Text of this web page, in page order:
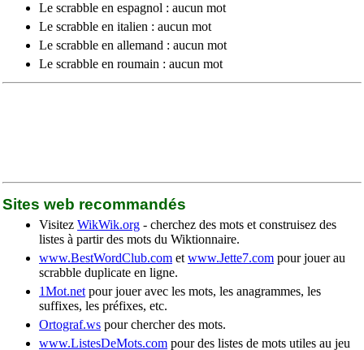
Le scrabble en espagnol : aucun mot
Le scrabble en italien : aucun mot
Le scrabble en allemand : aucun mot
Le scrabble en roumain : aucun mot
Sites web recommandés
Visitez WikWik.org - cherchez des mots et construisez des
listes à partir des mots du Wiktionnaire.
www.BestWordClub.com et www.Jette7.com pour jouer au
scrabble duplicate en ligne.
1Mot.net pour jouer avec les mots, les anagrammes, les
suffixes, les préfixes, etc.
Ortograf.ws pour chercher des mots.
www.ListesDeMots.com pour des listes de mots utiles au jeu